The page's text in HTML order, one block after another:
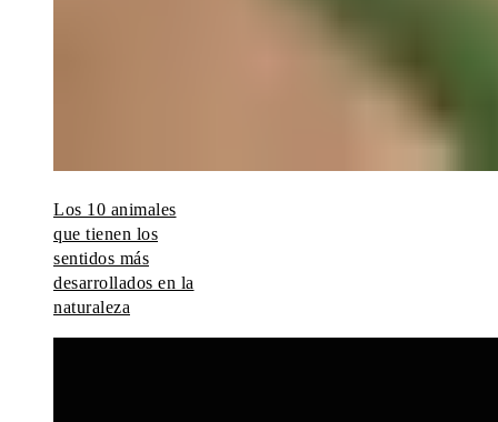
Los 10 animales
que tienen los
sentidos más
desarrollados en la
naturaleza